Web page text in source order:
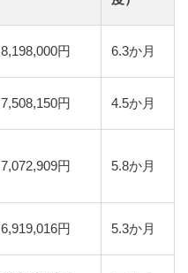
8,198,000円 6.3か月
7,508,150円 4.5か月
7,072,909円 5.8か月
6,919,016円 5.3か月